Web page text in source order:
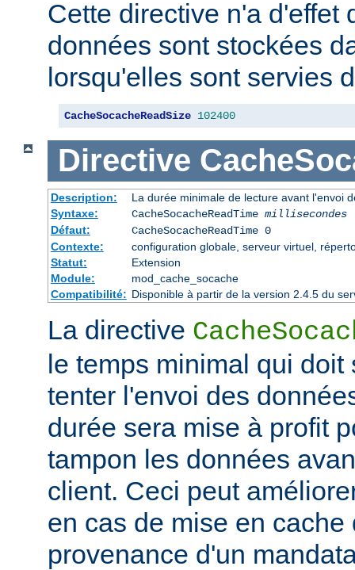
Cette directive n'a d'effet
données sont stockées
lorsqu'elles sont servies
CacheSocacheReadSize 102400
Directive
Description:
La durée minimale de lecture avant l'envoi
Syntaxe:
CacheSocacheReadTime millisecondes
Défaut:
CacheSocacheReadTime 0
Contexte:
configuration globale, serveur virtuel,
Statut:
Extension
Module:
mod_cache_socache
Compatibilité: Disponible à partir de la version 2.4.5 du
La directive
le temps minimal qui doit
tenter l'envoi des
durée sera mise à profit
tampon les données
client. Ceci peut
en cas de mise en cache
provenance d'un